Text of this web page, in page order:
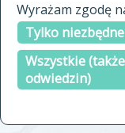
Wyrażam zgodę
Tylko
Wszystkie
odwiedzin)